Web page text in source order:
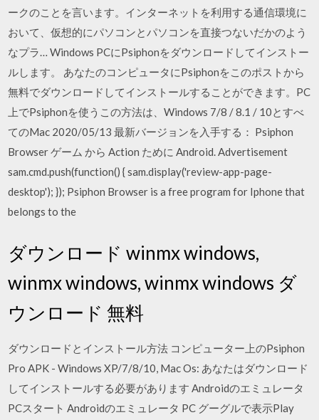
ークのことを言います。インターネットを利用する通信環境に
おいて、仮想的にパソコンとパソコンを直接つないだかのよう
なプラ… Windows PCにPsiphonをダウンロードしてインストー
ルします。 あなたのコンピュータにPsiphonをこのポストから
無料でダウンロードしてインストールすることができます。PC
上でPsiphonを使うこの方法は、Windows 7/8 / 8.1 / 10とすべ
てのMac 2020/05/13 最新バージョンを入手する： Psiphon
Browser ゲーム から Action ために Android. Advertisement
sam.cmd.push(function() { sam.display('review-app-page-
desktop'); }); Psiphon Browser is a free program for Iphone that
belongs to the
ダウンロード winmx windows,
winmx windows, winmx windows ダ
ウンロード 無料
ダウンロードとインストール方法 コンピューター上のPsiphon
Pro APK - Windows XP/7/8/10, Mac Os: あなたはダウンロード
してインストールする必要があります Androidのエミュレータ
PCスタート Androidのエミュレータ PC グーグルで表示Play